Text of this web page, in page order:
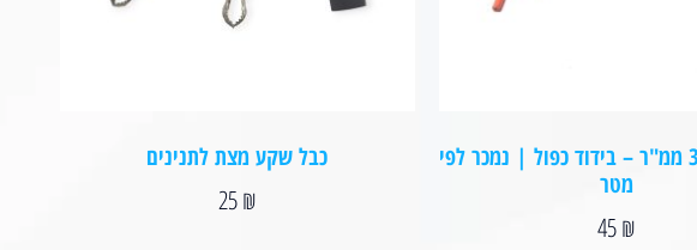
כבל ריתוך 35 ממ"ר – בידוד כפול | נמכר לפי
מטר
45₪
כבל שקע מצת לתנינים
25₪